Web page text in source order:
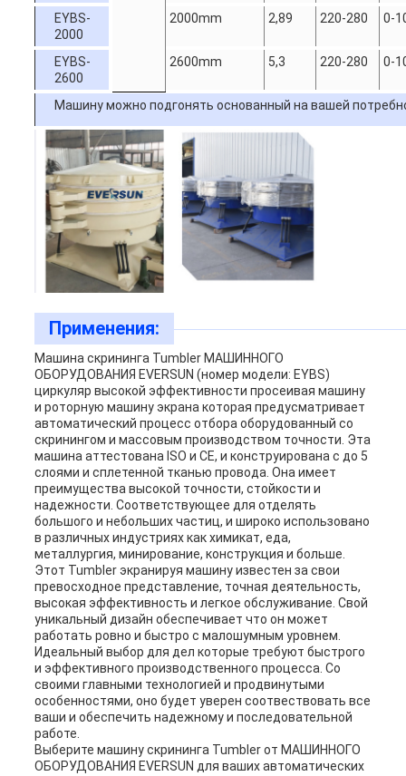
EYBS-
2000
2000mm 2,89 220-280 0-
EYBS-
2600
2600mm 5,3 220-280 0-
Машину можно подгонять основанный на вашей
Применения:
Машина скрининга Tumbler МАШИННОГО
ОБОРУДОВАНИЯ EVERSUN (номер модели: EYBS)
циркуляр высокой эффективности просеивая машину
и роторную машину экрана которая предусматривает
автоматический процесс отбора оборудованный со
скринингом и массовым производством точности. Эта
машина аттестована ISO и CE, и конструирована с до 5
слоями и сплетенной тканью провода. Она имеет
преимущества высокой точности, стойкости и
надежности. Соответствующее для отделять
большого и небольших частиц, и широко использовано
в различных индустриях как химикат, еда,
металлургия, минирование, конструкция и больше.
Этот Tumbler экранируя машину известен за свои
превосходное представление, точная деятельность,
высокая эффективность и легкое обслуживание. Свой
уникальный дизайн обеспечивает что он может
работать ровно и быстро с малошумным уровнем.
Идеальный выбор для дел которые требуют быстрого
и эффективного производственного процесса. Со
своими главными технологией и продвинутыми
особенностями, оно будет уверен соотвествовать все
ваши и обеспечить надежному и последовательной
работе.
Выберите машину скрининга Tumbler от МАШИННОГО
ОБОРУДОВАНИЯ EVERSUN для ваших автоматических